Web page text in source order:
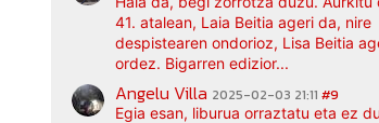
41. atalean, Laia Beitia ageri da, nire
despistearen ondorioz, Lisa Beitia
ordez. Bigarren edizior...
Angelu Villa 2025-02-03 21:11 #9
Egia esan, liburua orraztatu eta ez